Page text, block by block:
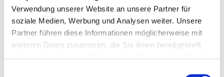
Verwendung unserer Website an unsere Partner für
soziale Medien, Werbung und Analysen weiter. Unsere
Partner führen diese Informationen möglicherweise mit
weiteren Daten zusammen, die Sie ihnen bereitgestellt